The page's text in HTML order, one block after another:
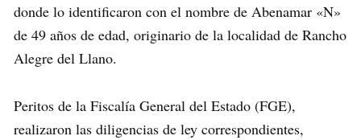
donde lo identificaron con el nombre de Abenamar «N»
de 49 años de edad, originario de la localidad de Rancho
Alegre del Llano.
Peritos de la Fiscalía General del Estado (FGE),
realizaron las diligencias de ley correspondientes,